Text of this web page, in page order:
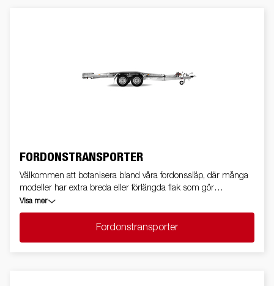
FORDONSTRANSPORTER
Välkommen att botanisera bland våra fordonssläp, där många
modeller har extra breda eller förlängda flak som gör
transporten av personbilar, motorcyklar och skotrar säker och
smidig.
Visa mer
Fordonstransporter